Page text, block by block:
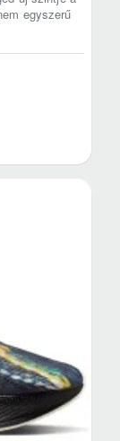
egyszerű